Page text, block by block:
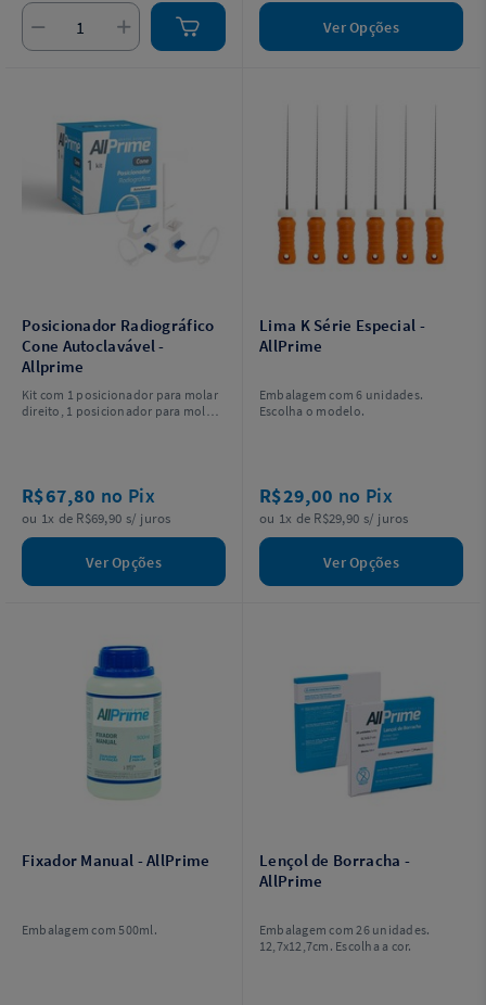
Ver Opções
Posicionador Radiográfico
Cone Autoclavável -
Allprime
Kit com 1 posicionador para molar
direito, 1 posicionador para molar
(40mm) ou infantil (30mm).
R$67,80 no Pix
ou 1x de R$69,90 s/ juros
Ver Opções
Lima K Série Especial -
AllPrime
Embalagem com 6 unidades.
Escolha o modelo.
R$29,00 no Pix
ou 1x de R$29,90 s/ juros
Ver Opções
Fixador Manual - AllPrime
Embalagem com 500ml.
Lençol de Borracha -
AllPrime
Embalagem com 26 unidades.
12,7x12,7cm. Escolha a cor.